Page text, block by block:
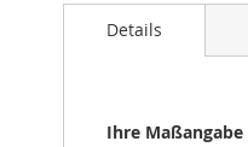
Details
Ihre Maßangabe